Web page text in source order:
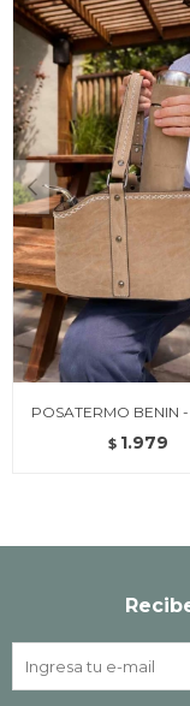
POSATERMO BENIN
$ 1.979